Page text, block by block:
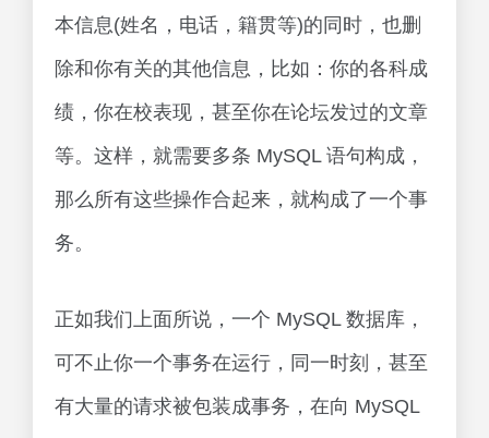
本信息(姓名，电话，籍贯等)的同时，也删
除和你有关的其他信息，比如：你的各科成
绩，你在校表现，甚至你在论坛发过的文章
等。这样，就需要多条 MySQL 语句构成，
那么所有这些操作合起来，就构成了一个事
务。
正如我们上面所说，一个 MySQL 数据库，
可不止你一个事务在运行，同一时刻，甚至
有大量的请求被包装成事务，在向 MySQL